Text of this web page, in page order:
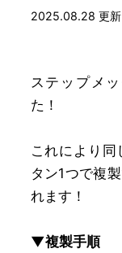
2025.08.28 更新
ステップメ
た！
これにより
タン1つで複
れます！
▼複製手順